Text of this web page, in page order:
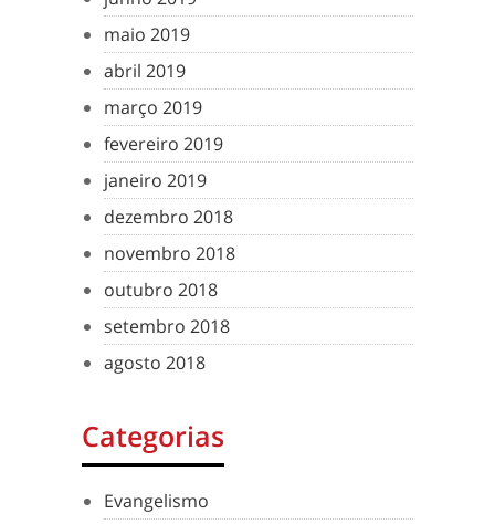
maio 2019
abril 2019
março 2019
fevereiro 2019
janeiro 2019
dezembro 2018
novembro 2018
outubro 2018
setembro 2018
agosto 2018
Categorias
Evangelismo